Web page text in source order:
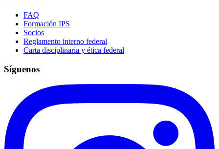
FAQ
Formación IPS
Socios
Reglamento interno federal
Carta disciplinaria y ética federal
Síguenos